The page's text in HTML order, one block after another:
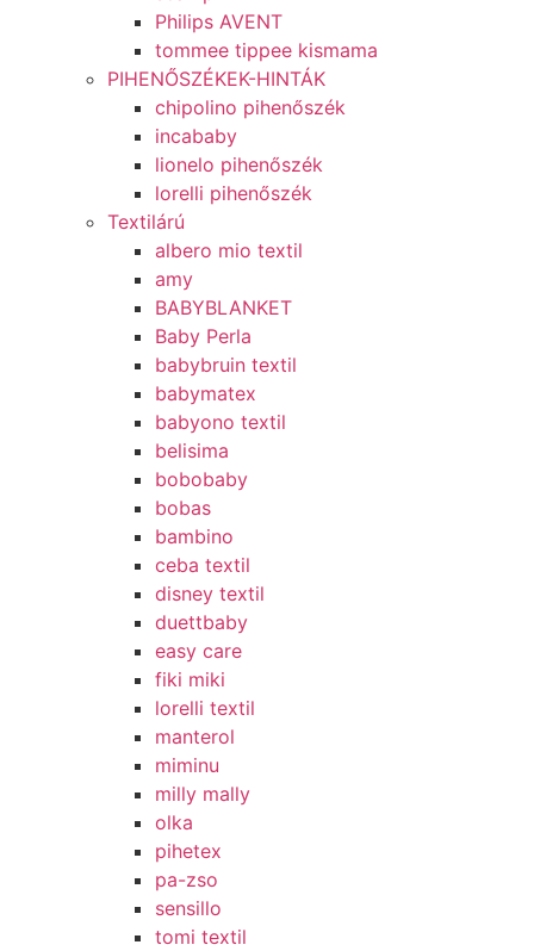
Philips AVENT
tommee tippee kismama
PIHENŐSZÉKEK-HINTÁK
chipolino pihenőszék
incababy
lionelo pihenőszék
lorelli pihenőszék
Textilárú
albero mio textil
amy
BABYBLANKET
Baby Perla
babybruin textil
babymatex
babyono textil
belisima
bobobaby
bobas
bambino
ceba textil
disney textil
duettbaby
easy care
fiki miki
lorelli textil
manterol
miminu
milly mally
olka
pihetex
pa-zso
sensillo
tomi textil